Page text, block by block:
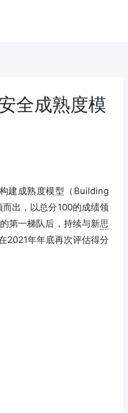
全成熟度模
建成熟度模型（Building
而出，以总分100的成绩领
第一梯队后，持续与新思
2021年年底再次评估得分